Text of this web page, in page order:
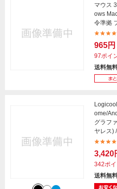
マウス
ows
令準拠
965円
97ポイ
送料無
ome/
グラフ
ヤレス)
3,420
342ポイ
送料無